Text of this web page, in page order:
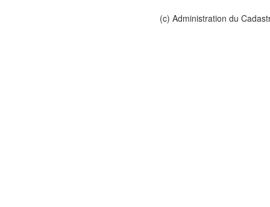
(c) Administration du